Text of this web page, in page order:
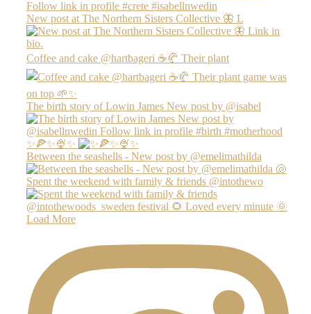
New post at The Northern Sisters Collective 🦋 L
Coffee and cake @hartbageri ☕️🥐 Their plant
The birth story of Lowin James New post by @isabel
✨🍕✨🍨✨
Between the seashells - New post by @emelimathilda
Spent the weekend with family & friends @intothewo
Load More